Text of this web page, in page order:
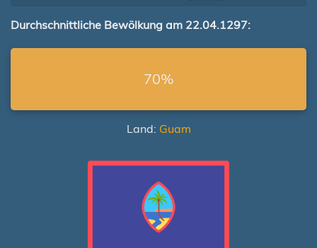
Durchschnittliche Bewölkung am 22.04.1297:
70%
Land: Guam